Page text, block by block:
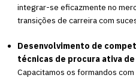
integrar-se eficazmente no
transições de carreira com
Desenvolvimento de
técnicas de procura ativa
Capacitamos os formandos